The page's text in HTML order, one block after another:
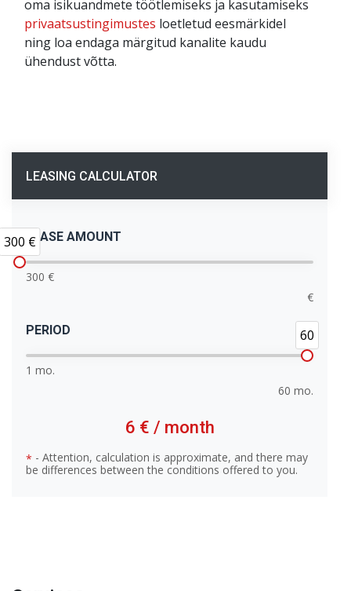
oma isikuandmete töötlemiseks ja kasutamiseks
privaatsustingimustes loetletud eesmärkidel
ning loa endaga märgitud kanalite kaudu
ühendust võtta.
LEASING CALCULATOR
LEASE AMOUNT
300 €
300 €
€
PERIOD 60
1 mo.
60 mo.
6 € / month
* - Attention, calculation is approximate, and there may
be differences between the conditions offered to you.